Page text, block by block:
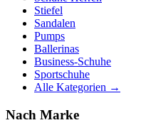
Stiefel
Sandalen
Pumps
Ballerinas
Business-Schuhe
Sportschuhe
Alle Kategorien →
Nach Marke